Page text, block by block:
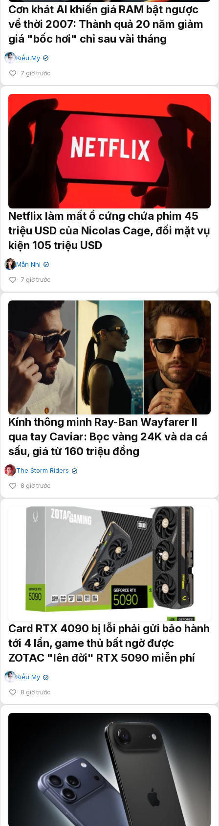
Cơn khát AI khiến giá RAM bật ngược
về thời 2007: Thành quả 20 năm giảm
giá "bốc hơi" chỉ sau vài tháng
Kiều My ✔
7 giờ trước
Netflix làm mất ổ cứng chứa phim 45
triệu USD của Nicolas Cage, đối mặt vụ
kiện 105 triệu USD
Mẫn Nhi ✔
7 giờ trước
Kính thông minh Ray-Ban Wayfarer II
qua tay Caviar: Bọc vàng 24K và da cá
sấu, giá từ 160 triệu đồng
The Storm Riders ✔
8 giờ trước
Card RTX 4090 bị lỗi phải gửi bảo hành
tới 4 lần, game thủ bất ngờ được
ZOTAC "lên đời" RTX 5090 miễn phí
Kiều My ✔
8 giờ trước